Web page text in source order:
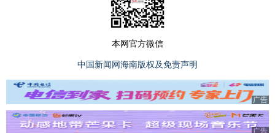
本网官方微信
中国新闻网海南版权及免责声明
广告
广告